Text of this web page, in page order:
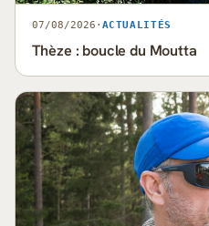
07/08/2026 · ACTUALITÉS
Thèze : boucle du Moutta